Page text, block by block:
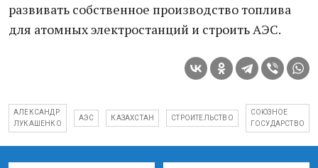
развивать собственное производство топлива
для атомных электростанций и строить АЭС.
АЛЕКСАНДР
ЛУКАШЕНКО
АЭС КАЗАХСТАН СТРОИТЕЛЬСТВО
СОЮЗНОЕ
ГОСУДАРСТВО